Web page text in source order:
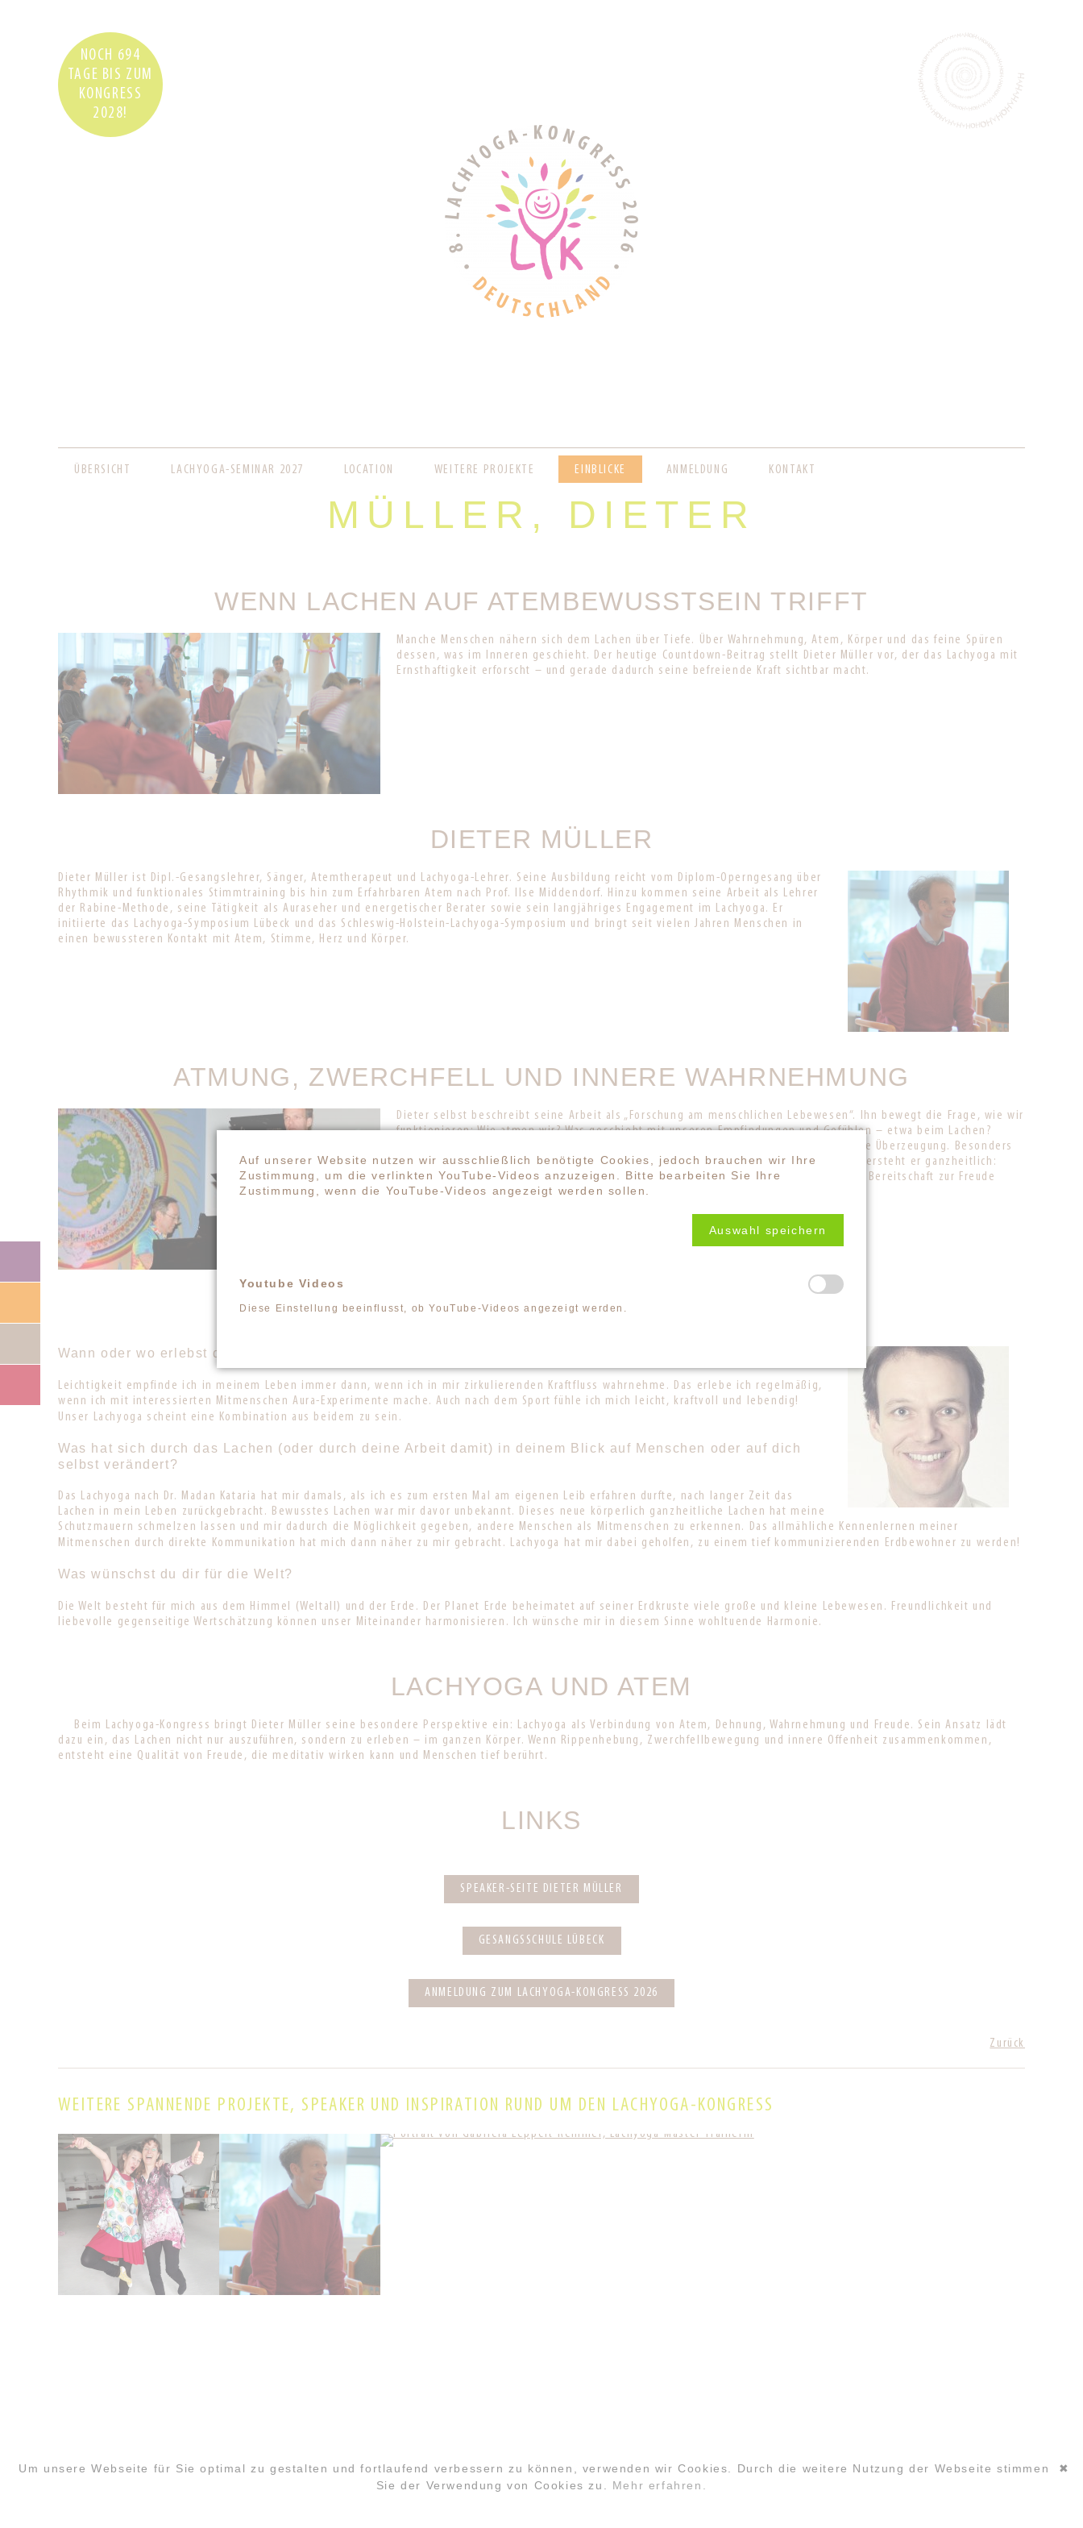
NOCH 694
TAGE BIS ZUM
KONGRESS
2028!
NAVIGATION
ÜBERSICHT LACHYOGA-SEMINAR 2027 LOCATION WEITERE PROJEKTE EINBLICKE ANMELDUNG KONTAKT
überspringen
MÜLLER, DIETER
WENN LACHEN AUF ATEMBEWUSSTSEIN TRIFFT
Manche Menschen nähern sich dem Lachen über Tiefe. Über Wahrnehmung, Atem, Körper und das feine Spüren
dessen, was im Inneren geschieht. Der heutige Countdown-Beitrag stellt Dieter Müller vor, der das Lachyoga mit
Ernsthaftigkeit erforscht – und gerade dadurch seine befreiende Kraft sichtbar macht.
DIETER MÜLLER
Dieter Müller ist Dipl.-Gesangslehrer, Sänger, Atemtherapeut und Lachyoga-Lehrer. Seine Ausbildung reicht vom Diplom-Operngesang über
Rhythmik und funktionales Stimmtraining bis hin zum Erfahrbaren Atem nach Prof. Ilse Middendorf. Hinzu kommen seine Arbeit als Lehrer
der Rabine-Methode, seine Tätigkeit als Auraseher und energetischer Berater sowie sein langjähriges Engagement im Lachyoga. Er
initiierte das Lachyoga-Symposium Lübeck und das Schleswig-Holstein-Lachyoga-Symposium und bringt seit vielen Jahren Menschen in
einen bewussteren Kontakt mit Atem, Stimme, Herz und Körper.
ATMUNG, ZWERCHFELL UND INNERE WAHRNEHMUNG
Dieter selbst beschreibt seine Arbeit als „Forschung am menschlichen Lebewesen“. Ihn bewegt die Frage, wie wir
funktionieren: Wie atmen wir? Was geschieht mit unseren Empfindungen und Gefühlen – etwa beim Lachen?
Seine Skepsis gegenüber dem Lachyoga wandelte sich durch eigene Erfahrung in tiefe Überzeugung. Besonders
zentral ist für ihn die Atmung, das Zwerchfell und die bewusste Dehnung. Lachyoga versteht er ganzheitlich:
nicht nur als Technik, sondern als Praxis, die Entspannung, Wahrnehmung und innere Bereitschaft zur Freude
verbindet.
3 FRAGEN AN DIETER
Wann oder wo erlebst du in deinem Alltag im Moment am meisten Leichtigkeit?
Leichtigkeit empfinde ich in meinem Leben immer dann, wenn ich in mir zirkulierenden Kraftfluss wahrnehme. Das erlebe ich regelmäßig,
wenn ich mit interessierten Mitmenschen Aura-Experimente mache. Auch nach dem Sport fühle ich mich leicht, kraftvoll und lebendig!
Unser Lachyoga scheint eine Kombination aus beidem zu sein.
Was hat sich durch das Lachen (oder durch deine Arbeit damit) in deinem Blick auf Menschen oder auf dich
selbst verändert?
Das Lachyoga nach Dr. Madan Kataria hat mir damals, als ich es zum ersten Mal am eigenen Leib erfahren durfte, nach langer Zeit das
Lachen in mein Leben zurückgebracht. Bewusstes Lachen war mir davor unbekannt. Dieses neue körperlich ganzheitliche Lachen hat meine
Schutzmauern schmelzen lassen und mir dadurch die Möglichkeit gegeben, andere Menschen als Mitmenschen zu erkennen. Das allmähliche Kennenlernen meiner
Mitmenschen durch direkte Kommunikation hat mich dann näher zu mir gebracht. Lachyoga hat mir dabei geholfen, zu einem tief kommunizierenden Erdbewohner zu werden!
Was wünschst du dir für die Welt?
Die Welt besteht für mich aus dem Himmel (Weltall) und der Erde. Der Planet Erde beheimatet auf seiner Erdkruste viele große und kleine Lebewesen. Freundlichkeit und
liebevolle gegenseitige Wertschätzung können unser Miteinander harmonisieren. Ich wünsche mir in diesem Sinne wohltuende Harmonie.
LACHYOGA UND ATEM
Beim Lachyoga-Kongress bringt Dieter Müller seine besondere Perspektive ein: Lachyoga als Verbindung von Atem, Dehnung, Wahrnehmung und Freude. Sein Ansatz lädt
dazu ein, das Lachen nicht nur auszuführen, sondern zu erleben – im ganzen Körper. Wenn Rippenhebung, Zwerchfellbewegung und innere Offenheit zusammenkommen,
entsteht eine Qualität von Freude, die meditativ wirken kann und Menschen tief berührt.
LINKS
SPEAKER-SEITE DIETER MÜLLER
GESANGSSCHULE LÜBECK
ANMELDUNG ZUM LACHYOGA-KONGRESS 2026
Zurück
WEITERE SPANNENDE PROJEKTE, SPEAKER UND INSPIRATION RUND UM DEN LACHYOGA-KONGRESS
Auf unserer Website nutzen wir ausschließlich benötigte Cookies, jedoch brauchen wir Ihre
Zustimmung, um die verlinkten YouTube-Videos anzuzeigen. Bitte bearbeiten Sie Ihre
Zustimmung, wenn die YouTube-Videos angezeigt werden sollen.
Auswahl speichern
Youtube Videos
Diese Einstellung beeinflusst, ob YouTube-Videos angezeigt werden.
✖
Um unsere Webseite für Sie optimal zu gestalten und fortlaufend verbessern zu können, verwenden wir Cookies. Durch die weitere Nutzung der Webseite stimmen
Sie der Verwendung von Cookies zu. Mehr erfahren.